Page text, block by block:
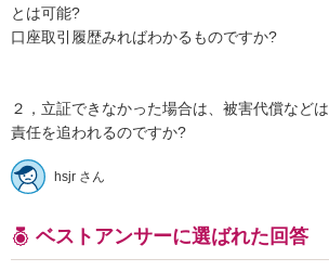
とは可能?
口座取引履歴みればわかるものですか?
２，立証できなかった場合は、被害代償などは
責任を追われるのですか?
hsjr さん
ベストアンサーに選ばれた回答